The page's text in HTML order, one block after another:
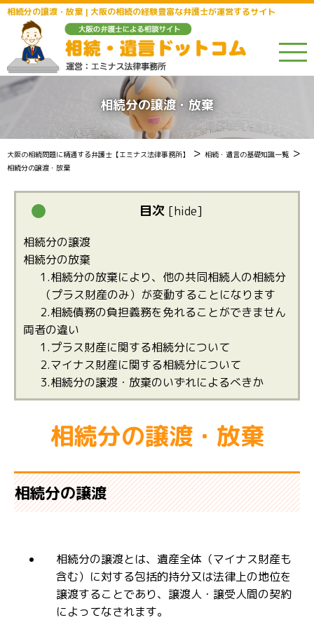
相続分の譲渡・放棄 | 大阪の相続の経験豊富な弁護士が運営するサイト
相続分の譲渡・放棄
大阪の相続問題に精通する弁護士【エミナス法律事務所】 > 相続・遺言の基礎知識一覧 >
相続分の譲渡・放棄
目次 [hide]
相続分の譲渡
相続分の放棄
1.相続分の放棄により、他の共同相続人の相続分
（プラス財産のみ）が変動することになります
2.相続債務の負担義務を免れることができません
両者の違い
1.プラス財産に関する相続分について
2.マイナス財産に関する相続分について
3.相続分の譲渡・放棄のいずれによるべきか
相続分の譲渡・放棄
相続分の譲渡
相続分の譲渡とは、遺産全体（マイナス財産も
含む）に対する包括的持分又は法律上の地位を
譲渡することであり、譲渡人・譲受人間の契約
によってなされます。